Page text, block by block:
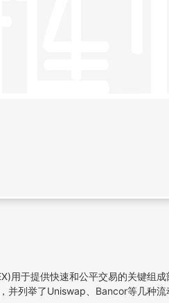
用于提供快速和公平交易的关键
列举了Uniswap、Bancor等几种流